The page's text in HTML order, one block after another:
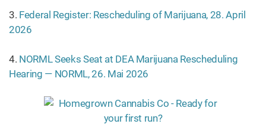
3. Federal Register: Rescheduling of Marijuana, 28. April
2026
4. NORML Seeks Seat at DEA Marijuana Rescheduling
Hearing — NORML, 26. Mai 2026